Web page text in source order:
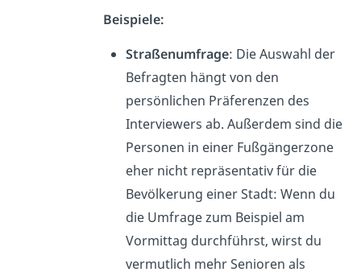
Beispiele:
Straßenumfrage: Die Auswahl der
Befragten hängt von den
persönlichen Präferenzen des
Interviewers ab. Außerdem sind die
Personen in einer Fußgängerzone
eher nicht repräsentativ für die
Bevölkerung einer Stadt: Wenn du
die Umfrage zum Beispiel am
Vormittag durchführst, wirst du
vermutlich mehr Senioren als